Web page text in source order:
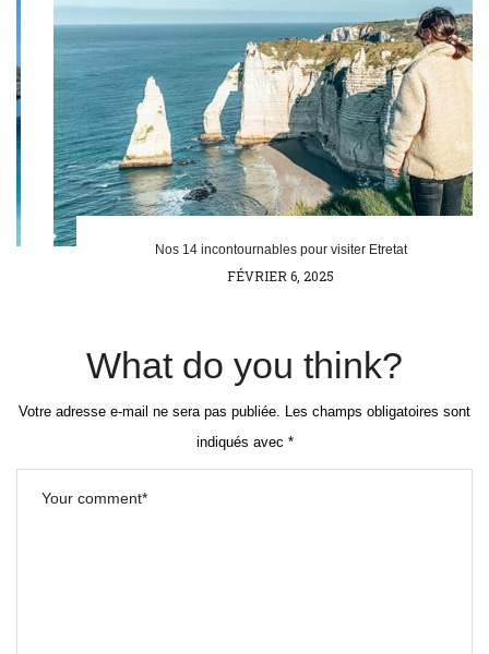
Nos 14 incontournables pour visiter Etretat
POSTED
FÉVRIER 6, 2025
What do you think?
Votre adresse e-mail ne sera pas publiée. Les champs obligatoires sont
indiqués avec *